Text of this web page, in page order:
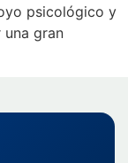
psicológico y
gran